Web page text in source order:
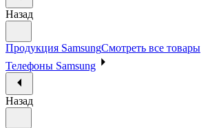
Назад
Продукция SamsungСмотреть все товары
Телефоны Samsung
Назад